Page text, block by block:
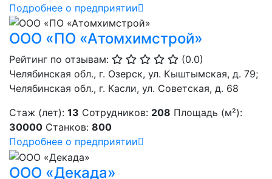
Подробнее о предприятии
ООО «ПО «Атомхимстрой»
Рейтинг по отзывам:
(0.0)
Челябинская обл., г. Озерск, ул. Кыштымская, д. 79;
Челябинская обл., г. Касли, ул. Советская, д. 68
Стаж (лет): 13 Сотрудников: 208 Площадь (м²):
30000 Станков: 800
Подробнее о предприятии
ООО «Декада»